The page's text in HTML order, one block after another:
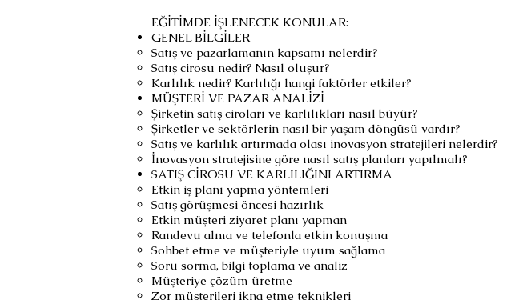
EĞİTİMDE İŞLENECEK KONULAR:
GENEL BİLGİLER
Satış ve pazarlamanın kapsamı nelerdir?
Satış cirosu nedir? Nasıl oluşur?
Karlılık nedir? Karlılığı hangi faktörler etkiler?
MÜŞTERİ VE PAZAR ANALİZİ
Şirketin satış ciroları ve karlılıkları nasıl büyür?
Şirketler ve sektörlerin nasıl bir yaşam döngüsü vardır?
Satış ve karlılık artırmada olası inovasyon stratejileri nelerdir?
İnovasyon stratejisine göre nasıl satış planları yapılmalı?
SATIŞ CİROSU VE KARLILIĞINI ARTIRMA
Etkin iş planı yapma yöntemleri
Satış görüşmesi öncesi hazırlık
Etkin müşteri ziyaret planı yapman
Randevu alma ve telefonla etkin konuşma
Sohbet etme ve müşteriyle uyum sağlama
Soru sorma, bilgi toplama ve analiz
Müşteriye çözüm üretme
Zor müşterileri ikna etme teknikleri